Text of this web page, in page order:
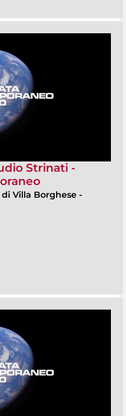
Strinati -
Villa Borghese -